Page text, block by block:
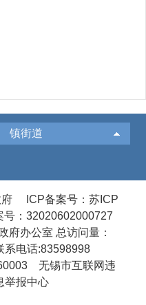
镇街道
ICP备案号：苏ICP
号：32020602000727
府办公室 总访问量：
系电话:83598998
无锡市互联网违
举报中心